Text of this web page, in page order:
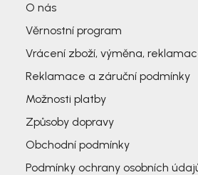
O nás
Věrnostní program
Vrácení zboží, výměna,
Reklamace a záruční podmínky
Možnosti platby
Způsoby dopravy
Obchodní podmínky
Podmínky ochrany osobních